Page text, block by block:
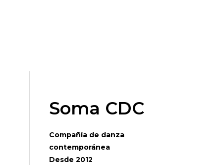
Soma CDC
Compañía de danza
contemporánea
Desde 2012